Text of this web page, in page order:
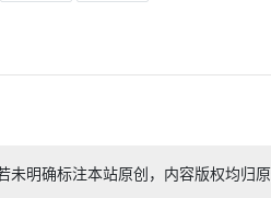
未明确标注本站原创，内容版权均归